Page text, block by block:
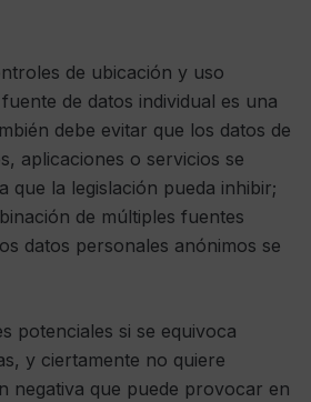
de ubicación y uso
de datos individual es una
debe evitar que los datos de
aplicaciones o servicios se
que la legislación pueda inhibir;
de múltiples fuentes
datos personales anónimos se
potenciales si se equivoca
y ciertamente no quiere
negativa que puede provocar en